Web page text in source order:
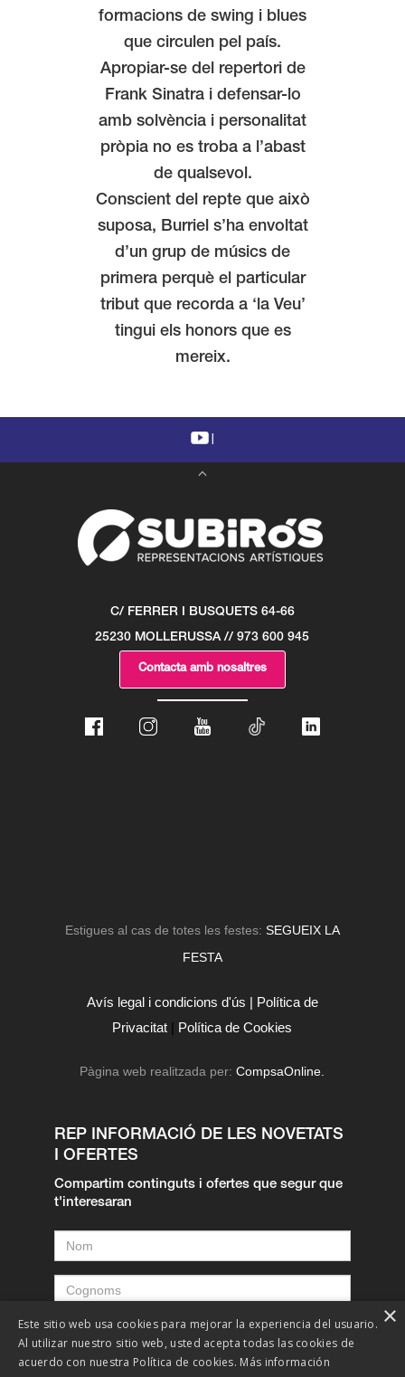
formacions de swing i blues
que circulen pel país.
Apropiar-se del repertori de
Frank Sinatra i defensar-lo
amb solvència i personalitat
pròpia no es troba a l’abast
de qualsevol.
Conscient del repte que això
suposa, Burriel s’ha envoltat
d’un grup de músics de
primera perquè el particular
tribut que recorda a ‘la Veu’
tingui els honors que es
mereix.
C/ FERRER I BUSQUETS 64-66
25230 MOLLERUSSA // 973 600 945
Contacta amb nosaltres
Estigues al cas de totes les festes: SEGUEIX LA
FESTA
Avís legal i condicions d'ús | Política de
Privacitat | Política de Cookies
Pàgina web realitzada per:CompsaOnline.
REP INFORMACIÓ DE LES NOVETATS
I OFERTES
Compartim continguts i ofertes que segur que
t'interesaran
×
Este sitio web usa cookies para mejorar la experiencia del usuario.
Al utilizar nuestro sitio web, usted acepta todas las cookies de
acuerdo con nuestra Política de cookies. Más información